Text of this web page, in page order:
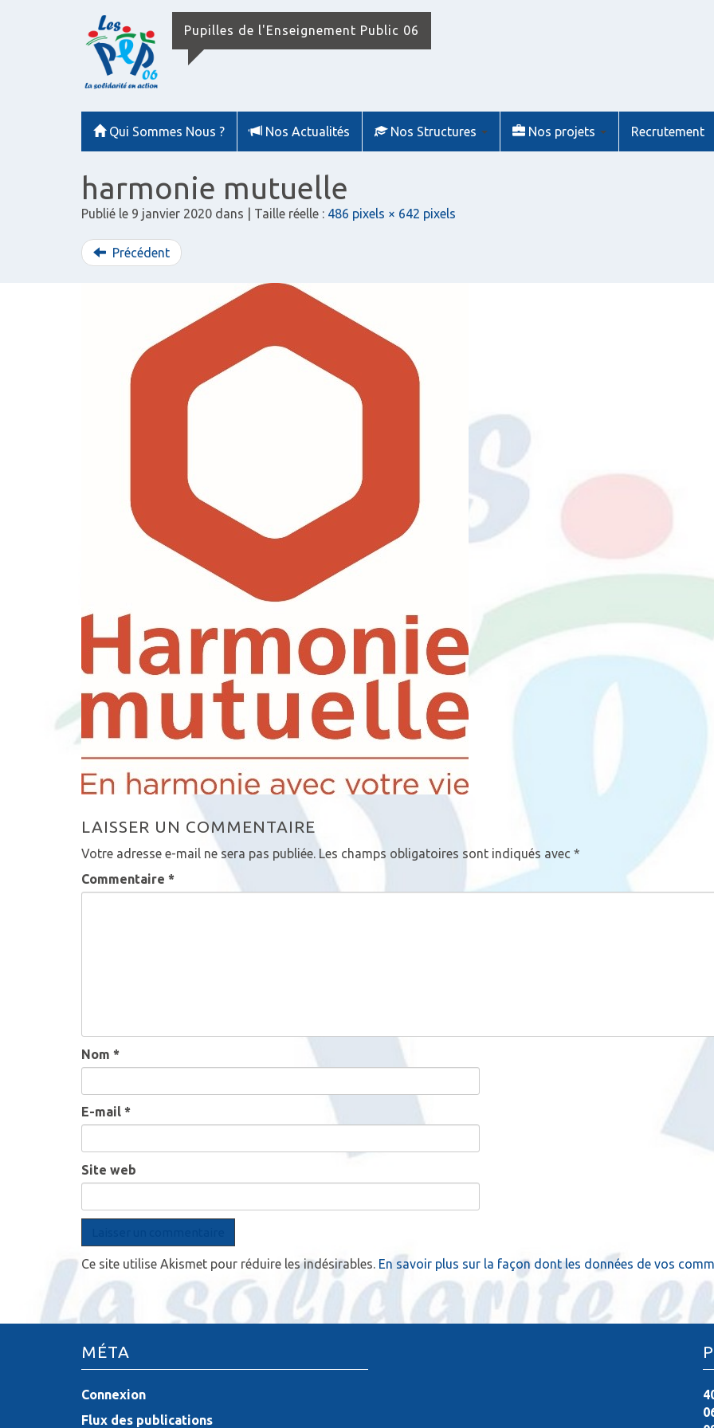
Pupilles de l'Enseignement Public 06
Qui Sommes Nous ? Nos Actualités Nos Structures Nos projets Recrutement
harmonie mutuelle
Publié le 9 janvier 2020 dans | Taille réelle : 486 pixels × 642 pixels
Précédent
LAISSER UN COMMENTAIRE
Votre adresse e-mail ne sera pas publiée. Les champs obligatoires sont indiqués avec *
Commentaire *
Nom *
E-mail *
Site web
Ce site utilise Akismet pour réduire les indésirables. En savoir plus sur la façon dont les données de vos
MÉTA
Connexion
Flux des publications